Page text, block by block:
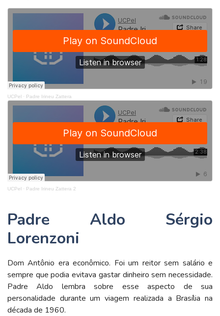
UCPel · Padre Irineu Zattera
UCPel · Padre Irineu Zattera 2
Padre Aldo Sérgio
Lorenzoni
Dom Antônio era econômico. Foi um reitor sem salário e
sempre que podia evitava gastar dinheiro sem necessidade.
Padre Aldo lembra sobre esse aspecto de sua
personalidade durante um viagem realizada a Brasília na
década de 1960.